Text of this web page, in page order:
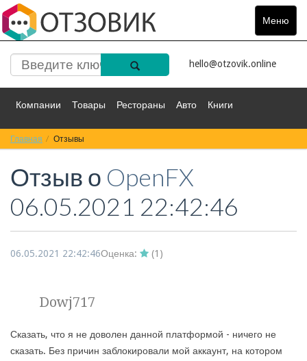
Меню
Toggle
hello@otzovik.online
Компании Товары Рестораны Авто Книги
Спорт Фильмы
Красота Здоровье Остальное
Главная Отзывы
Отзыв о OpenFX
06.05.2021 22:42:46
06.05.2021 22:42:46Оценка: (1 )
Dowj717
Сказать, что я не доволен данной платформой - ничего не
сказать. Без причин заблокировали мой аккаунт, на котором